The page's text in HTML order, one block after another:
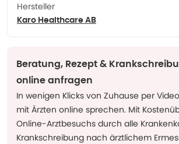
Hersteller
Karo Healthcare AB
Beratung, Rezept &
online anfragen
In wenigen Klicks von Zuhause per
mit Ärzten online sprechen. Mit
Online-Arztbesuchs durch alle
Krankschreibung nach ärztlichem